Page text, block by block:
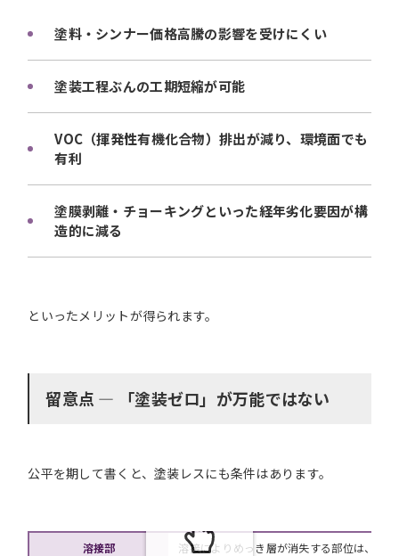
塗料・シンナー価格高騰の影響を受けにくい
塗装工程ぶんの工期短縮が可能
VOC（揮発性有機化合物）排出が減り、環境面でも
有利
塗膜剥離・チョーキングといった経年劣化要因が構
造的に減る
といったメリットが得られます。
留意点 ― 「塗装ゼロ」が万能ではない
公平を期して書くと、塗装レスにも条件はあります。
溶接部 溶接によりめっき層が消失する部位は、